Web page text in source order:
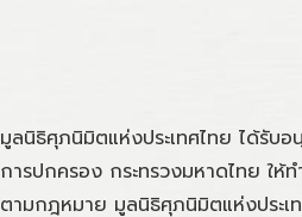
มูลนิธิศุภนิมิตแห่งประเทศไทย ได้รับ
การปกครอง กระทรวงมหาดไทย ให้ท
ตามกฎหมาย มูลนิธิศุภนิมิตแห่งประเ